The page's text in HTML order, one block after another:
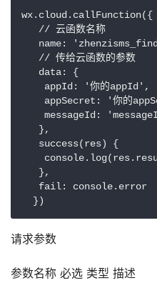
wx.cloud.callFunction({
   // 云函数名称
name:
   // 传给云函数的参数
   data: {
    appId: '你的appId',
appSecret: '你的
messageId:
   },
   success(res) {
   },
   fail: console.error
  })
请求参数
参数名称 必选 类型 描述